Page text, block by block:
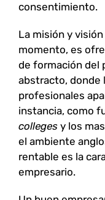
consentimiento.
La misión y
momento, es
de formación del
abstracto, donde
profesionales
instancia, como
colleges y los
el ambiente
rentable es la
empresario.